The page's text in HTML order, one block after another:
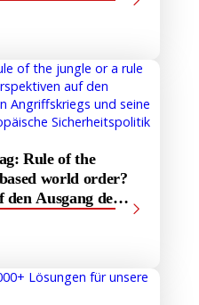
Rule of the
world order?
Ausgang des
und seine